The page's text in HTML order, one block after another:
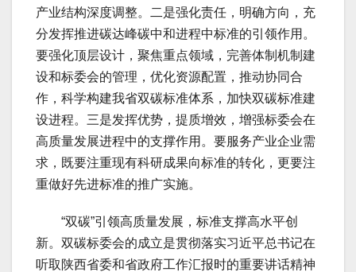
产业结构深度调整。二是强化责任，明确方向，充
分发挥推进碳达峰碳中和进程中标准的引领作用。
要强化顶层设计，聚焦重点领域，完善体制机制建
设和标委会的管理，优化资源配置，推动协同合
作，科学构建我省双碳标准体系，加快双碳标准建
设进程。三是发挥优势，提质增效，增强标委会在
高质量发展进程中的支撑作用。要服务产业企业需
求，既要注重现有科研成果向标准的转化，更要注
重做好先进标准的推广实施。
“双碳”引领高质量发展，标准支撑高水平创
新。双碳标委会的成立是贯彻落实习近平总书记在
听取陕西省委和省政府工作汇报时的重要讲话精神